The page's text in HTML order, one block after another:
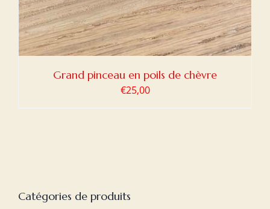
Grand pinceau en poils de chèvre
€25,00
Catégories de produits